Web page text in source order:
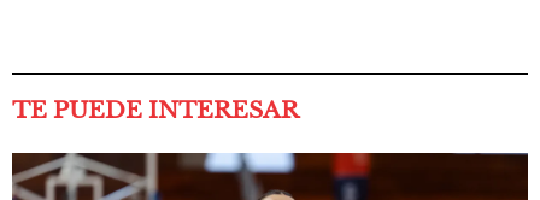
TE PUEDE INTERESAR